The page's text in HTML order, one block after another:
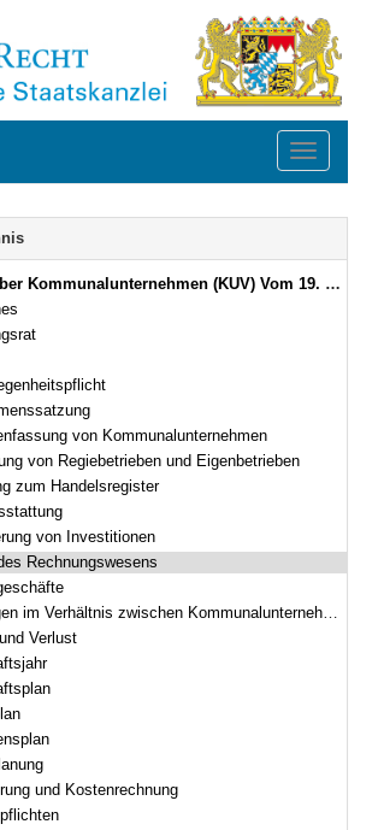
Toggle
(KUV) Vom 19. März 1998 (GVBl. S. 220) BayRS 2023-15-I (§§ 1–31)
von Kommunalunternehmen
von Regiebetrieben und Eigenbetrieben
zum Handelsregister
von Investitionen
Rechnungswesens
Verhältnis zwischen Kommunalunternehmen und Gemeinde
Verlust
und Kostenrechnung